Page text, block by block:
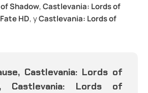
Shadow,Castlevania: Lords of
HD, yCastlevania: Lords of
Castlevania: Lords of
Castlevania: Lords of